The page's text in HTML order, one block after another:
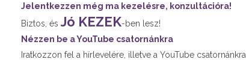
Jelentkezzen még ma kezelésre, konzultációra!
Biztos, és Jó KEZEK-ben lesz!
Nézzen be a YouTube csatornánkra
Iratkozzon fel a hírlevelére, illetve a YouTube csatornánkra